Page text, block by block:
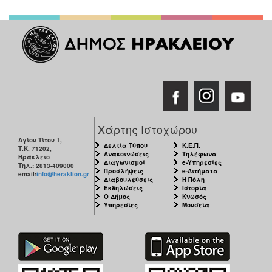
Αγίου Τίτου 1,
Τ.Κ. 71202,
Ηράκλειο
Τηλ.: 2813-409000
email:info@heraklion.gr
Χάρτης Ιστοχώρου
Δελτία Τύπου
Ανακοινώσεις
Διαγωνισμοί
Προσλήψεις
Διαβουλεύσεις
Εκδηλώσεις
Ο Δήμος
Υπηρεσίες
Κ.Ε.Π.
Τηλέφωνα
e-Υπηρεσίες
e-Αιτήματα
Η Πόλη
Ιστορία
Κνωσός
Μουσεία